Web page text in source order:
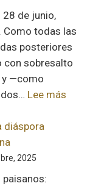
28 de junio,
Como todas las
posteriores
con sobresalto
y —como
Lee más:
diáspora
2025
paisanos: